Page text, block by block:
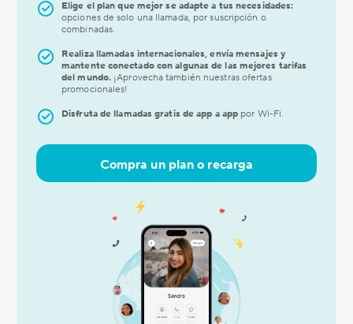
Elige el plan que mejor se adapte a tus necesidades:
opciones de solo una llamada, por suscripción o
combinadas.
Realiza llamadas internacionales, envía mensajes y
mantente conectado con algunas de las mejores tarifas
del mundo. ¡Aprovecha también nuestras ofertas
promocionales!
Disfruta de llamadas gratis de app a app por Wi-Fi.
Compra un plan o recarga